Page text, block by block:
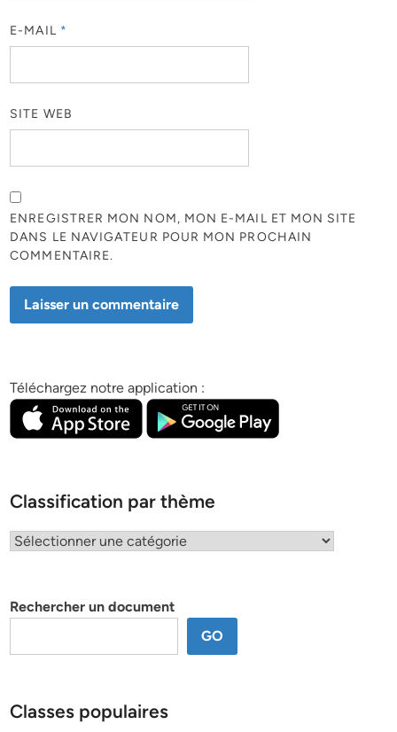
E-MAIL *
SITE WEB
ENREGISTRER MON NOM, MON E-MAIL ET MON SITE
DANS LE NAVIGATEUR POUR MON PROCHAIN
COMMENTAIRE.
Téléchargez notre application :
Classification par thème
Classification
Rechercher un document
GO
Classes populaires